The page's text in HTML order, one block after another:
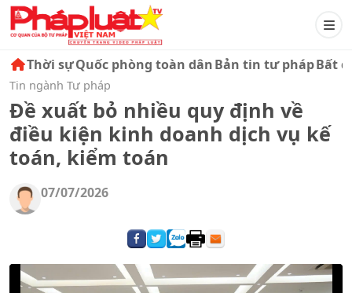
Thời sựQuốc phòng toàn dânBản tin tư phápBất
Tin ngành Tư pháp
Đề xuất bỏ nhiều quy định về
điều kiện kinh doanh dịch vụ kế
toán, kiểm toán
07/07/2026